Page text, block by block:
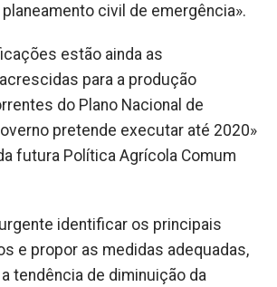
civil de emergência».
estão ainda as
para a produção
do Plano Nacional de
pretende executar até 2020»
futura Política Agrícola Comum
identificar os principais
e propor as medidas adequadas,
tendência de diminuição da